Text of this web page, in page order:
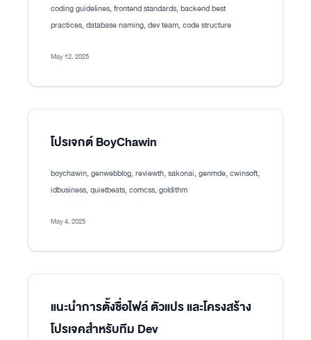
coding guidelines, frontend standards, backend best
practices, database naming, dev team, code structure
May 12, 2025
โปรเจกต์ BoyChawin
boychawin, genwebblog, reviewth, sakonai, genmde, cwinsoft,
idbusiness, quietbeats, comcss, goldithm
May 4, 2025
แนะนำการตั้งชื่อไฟล์ ตัวแปร และโครงสร้าง
โปรเจคสำหรับทีม Dev